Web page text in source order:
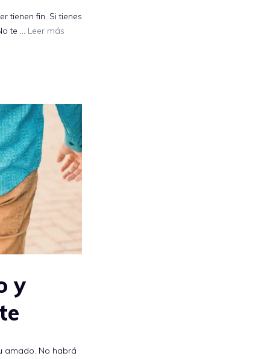
tienen fin. Si tienes
te … Leer más
y
amado. No habrá